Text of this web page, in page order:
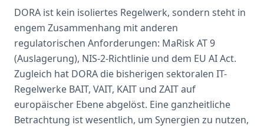
DORA ist kein isoliertes Regelwerk, sondern steht in
engem Zusammenhang mit anderen
regulatorischen Anforderungen: MaRisk AT 9
(Auslagerung), NIS-2-Richtlinie und dem EU AI Act.
Zugleich hat DORA die bisherigen sektoralen IT-
Regelwerke BAIT, VAIT, KAIT und ZAIT auf
europäischer Ebene abgelöst. Eine ganzheitliche
Betrachtung ist wesentlich, um Synergien zu nutzen,